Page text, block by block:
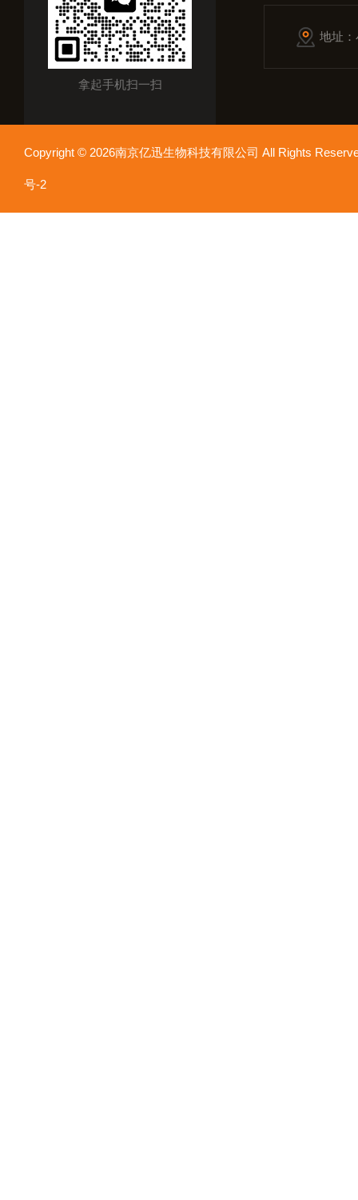
拿起手机扫一扫
地址
Copyright © 2026南京亿迅生物科技有限公司 All Rights
号-2